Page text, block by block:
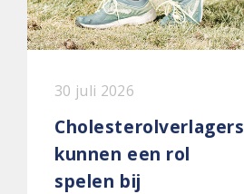
30 juli 2026
Cholesterolverlagers
kunnen een rol
spelen bij